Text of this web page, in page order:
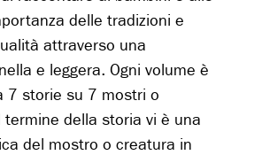
delle tradizioni e
attraverso una
e leggera. Ogni volume è
7 storie su 7 mostri o
della storia vi è una
del mostro o creatura in